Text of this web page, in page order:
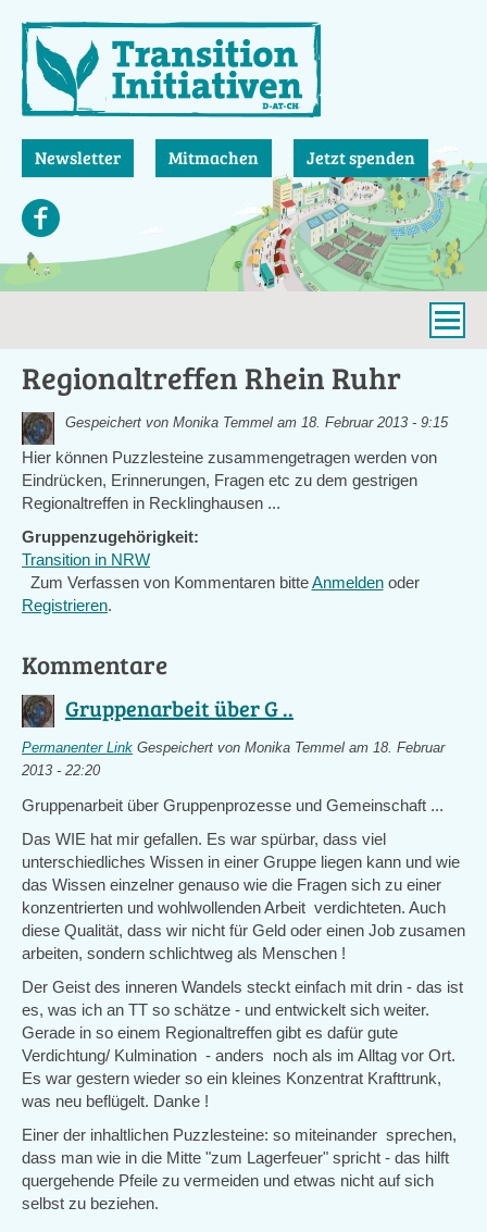
zum
Inhalt
Newsletter Mitmachen Jetzt spenden
Regionaltreffen Rhein Ruhr
Gespeichert von Monika Temmel am 18. Februar 2013 - 9:15
Hier können Puzzlesteine zusammengetragen werden von
Eindrücken, Erinnerungen, Fragen etc zu dem gestrigen
Regionaltreffen in Recklinghausen ...
Gruppenzugehörigkeit:
Transition in NRW
Zum Verfassen von Kommentaren bitteAnmeldenoder
Registrieren.
Kommentare
Gruppenarbeit über G ..
Permanenter Link Gespeichert von Monika Temmel am 18. Februar
2013 - 22:20
Gruppenarbeit über Gruppenprozesse und Gemeinschaft ...
Das WIE hat mir gefallen. Es war spürbar, dass viel
unterschiedliches Wissen in einer Gruppe liegen kann und wie
das Wissen einzelner genauso wie die Fragen sich zu einer
konzentrierten und wohlwollenden Arbeit verdichteten. Auch
diese Qualität, dass wir nicht für Geld oder einen Job zusamen
arbeiten, sondern schlichtweg als Menschen !
Der Geist des inneren Wandels steckt einfach mit drin - das ist
es, was ich an TT so schätze - und entwickelt sich weiter.
Gerade in so einem Regionaltreffen gibt es dafür gute
Verdichtung/ Kulmination - anders noch als im Alltag vor Ort.
Es war gestern wieder so ein kleines Konzentrat Krafttrunk,
was neu beflügelt. Danke !
Einer der inhaltlichen Puzzlesteine: so miteinander sprechen,
dass man wie in die Mitte "zum Lagerfeuer" spricht - das hilft
quergehende Pfeile zu vermeiden und etwas nicht auf sich
selbst zu beziehen.